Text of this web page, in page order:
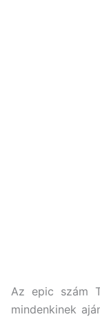
Az epic szám
mindenkinek